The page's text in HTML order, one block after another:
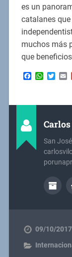
es un
catalanes
muchos más
que
Facebook
San
09/10/2017